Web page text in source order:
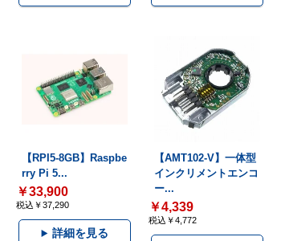
【RPI5-8GB】Raspbe
rry Pi 5...
￥33,900
税込￥37,290
詳細を見る
【AMT102-V】一体型
インクリメントエンコ
ー...
￥4,339
税込￥4,772